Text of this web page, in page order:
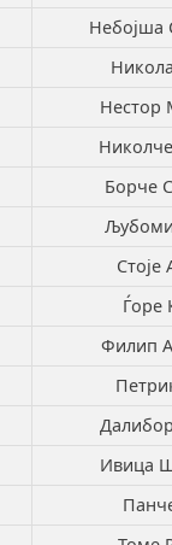
Небојша
Нестор
Борче
Стоје
Ѓоре
Филип
Ивица